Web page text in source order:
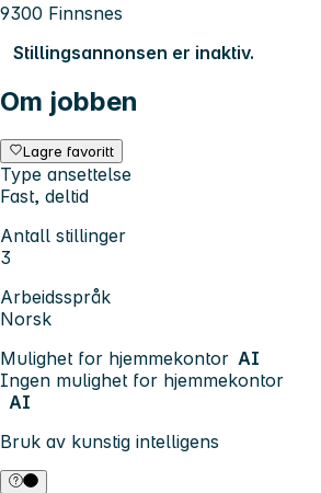
9300 Finnsnes
Stillingsannonsen er inaktiv.
Om jobben
Lagre favoritt
Type ansettelse
Fast, deltid
Antall stillinger
3
Arbeidsspråk
Norsk
Mulighet for hjemmekontor AI
Ingen mulighet for hjemmekontor
AI
Bruk av kunstig intelligens